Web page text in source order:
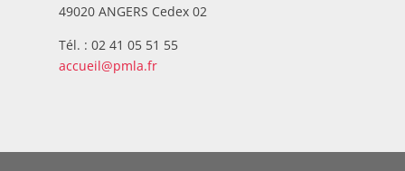
49020 ANGERS Cedex 02
Tél. : 02 41 05 51 55
accueil@pmla.fr